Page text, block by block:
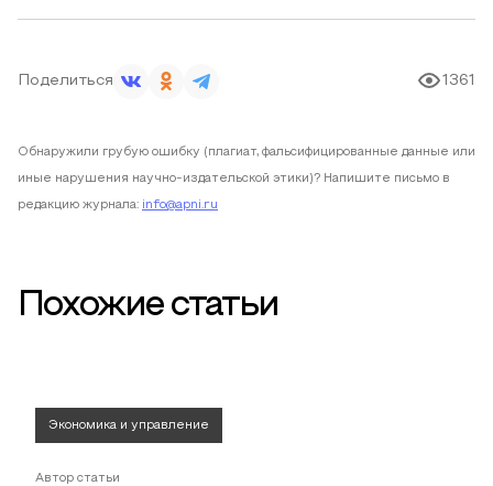
Поделиться 1361
Обнаружили грубую ошибку (плагиат, фальсифицированные данные или
иные нарушения научно-издательской этики)? Напишите письмо в
редакцию журнала: info@apni.ru
Похожие статьи
Экономика и управление
Автор статьи